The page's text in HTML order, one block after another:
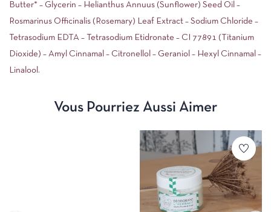
Butter* – Glycerin – Helianthus Annuus (Sunflower) Seed Oil –
Rosmarinus Officinalis (Rosemary) Leaf Extract – Sodium Chloride –
Tetrasodium EDTA – Tetrasodium Etidronate – CI 77891 (Titanium
Dioxide) – Amyl Cinnamal – Citronellol – Geraniol – Hexyl Cinnamal –
Linalool.
Vous Pourriez Aussi Aimer